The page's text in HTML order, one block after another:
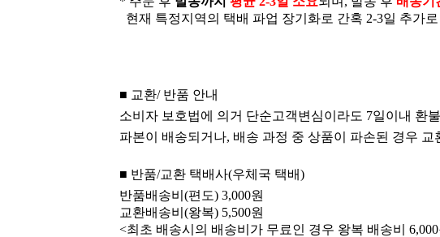
현재 특정지역의 택배 파업 장기화로 간혹 2-3일 추가
■ 교환/ 반품 안내
소비자 보호법에 의거 단순고객변심이라도 7일이내 환
파본이 배송되거나, 배송 과정 중 상품이 파손된 경우 교
■ 반품/교환 택배사(우체국 택배)
반품배송비(편도) 3,000원
교환배송비(왕복) 5,500원
<최초 배송시의 배송비가 무료인 경우 왕복 배송비